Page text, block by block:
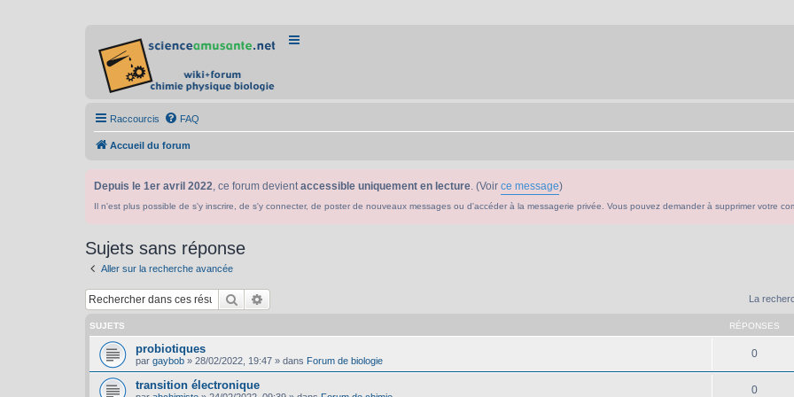
Raccourcis FAQ
Accueil du forum
Depuis le 1er avril 2022, ce forum devientaccessible uniquement en lecture. (Voir ce message)
Il n'est plus possible de s'y inscrire, de s'y connecter, de poster de nouveaux messages ou d'accéder à la messagerie privée. Vous pouvez demander à supprimer votre
Sujets sans réponse
Aller sur la recherche avancée
Rechercher La
SUJETS RÉPONSES
probiotiques
par gaybob » 28/02/2022, 19:47 » dans Forum de biologie
0
transition électronique 0